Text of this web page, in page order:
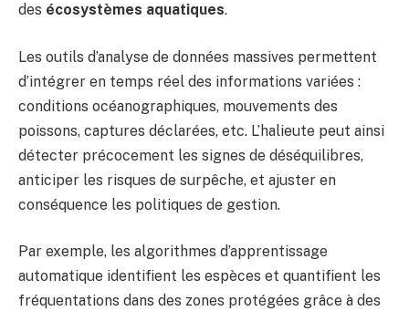
des écosystèmes aquatiques.
Les outils d’analyse de données massives permettent
d’intégrer en temps réel des informations variées :
conditions océanographiques, mouvements des
poissons, captures déclarées, etc. L’halieute peut ainsi
détecter précocement les signes de déséquilibres,
anticiper les risques de surpêche, et ajuster en
conséquence les politiques de gestion.
Par exemple, les algorithmes d’apprentissage
automatique identifient les espèces et quantifient les
fréquentations dans des zones protégées grâce à des